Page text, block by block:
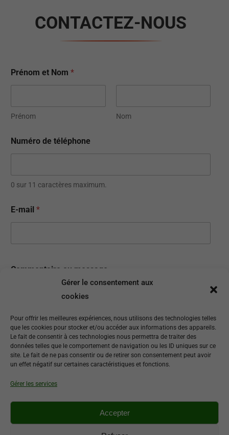
Gérer le consentement aux
cookies
Pour offrir les meilleures expériences, nous utilisons des technologies telles
que les cookies pour stocker et/ou accéder aux informations des appareils.
Le fait de consentir à ces technologies nous permettra de traiter des
données telles que le comportement de navigation ou les ID uniques sur ce
site. Le fait de ne pas consentir ou de retirer son consentement peut avoir
un effet négatif sur certaines caractéristiques et fonctions.
Gérer les services
Accepter
CONTACTEZ-NOUS
Prénom et Nom *
Prénom Nom
Numéro de téléphone
0 sur 11 caractères maximum.
E-mail *
u
N
o
m
m
e
s
a
Commentaire ou message
Envoyer